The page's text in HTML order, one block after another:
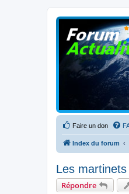
Faire un don
Index du forum
Les martinets
Répondre